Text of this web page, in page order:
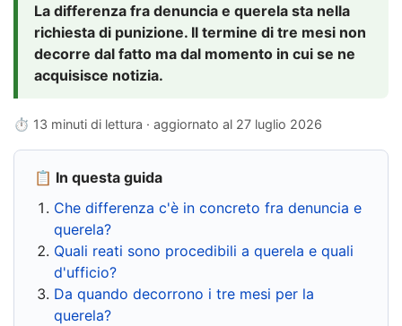
La differenza fra denuncia e querela sta nella
richiesta di punizione. Il termine di tre mesi non
decorre dal fatto ma dal momento in cui se ne
acquisisce notizia.
⏱ 13 minuti di lettura · aggiornato al 27 luglio 2026
📋 In questa guida
Che differenza c'è in concreto fra denuncia e
querela?
Quali reati sono procedibili a querela e quali
d'ufficio?
Da quando decorrono i tre mesi per la
querela?